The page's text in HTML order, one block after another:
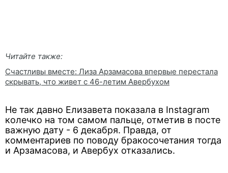
Читайте также:
Счастливы вместе: Лиза Арзамасова впервые перестала
скрывать, что живет с 46-летим Авербухом
Не так давно Елизавета показала в Instagram
колечко на том самом пальце, отметив в посте
важную дату - 6 декабря. Правда, от
комментариев по поводу бракосочетания тогда
и Арзамасова, и Авербух отказались.